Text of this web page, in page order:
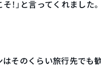
！」と言ってくれました。
はそのくらい旅行先でも